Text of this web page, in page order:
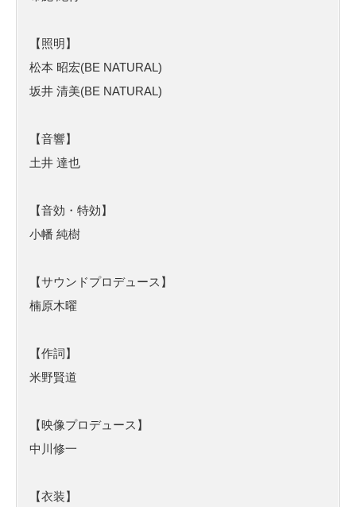
【照明】
松本 昭宏(BE NATURAL)
坂井 清美(BE NATURAL)
【音響】
土井 達也
【音効・特効】
小幡 純樹
【サウンドプロデュース】
楠原木曜
【作詞】
米野賢道
【映像プロデュース】
中川修一
【衣装】